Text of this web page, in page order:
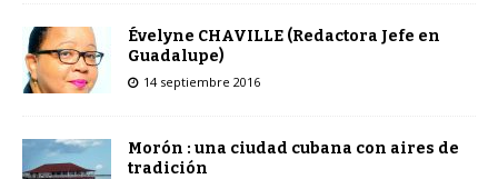
Évelyne CHAVILLE (Redactora Jefe en
Guadalupe)
14 septiembre 2016
Morón : una ciudad cubana con aires de
tradición